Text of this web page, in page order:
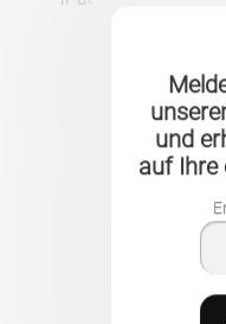
und
auf Ihre